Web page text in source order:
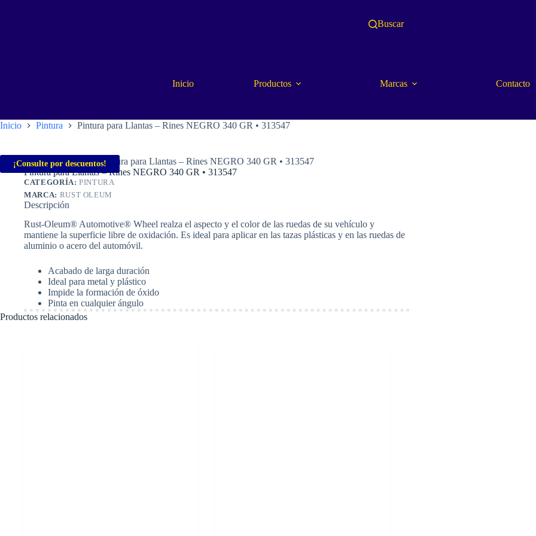
Buscar
Inicio Productos Marcas Contacto
Inicio Pintura Pintura para Llantas – Rines NEGRO 340 GR • 313547
¡Consulte por descuentos!
Inicio Pintura
Pintura para Llantas – Rines NEGRO 340 GR • 313547
Pintura para Llantas – Rines NEGRO 340 GR • 313547
CATEGORÍA:PINTURA
MARCA: RUST OLEUM
Descripción
Rust-Oleum® Automotive® Wheel realza el aspecto y el color de las ruedas de su vehículo y
mantiene la superficie libre de oxidación. Es ideal para aplicar en las tazas plásticas y en las ruedas de
aluminio o acero del automóvil.
Acabado de larga duración
Ideal para metal y plástico
Impide la formación de óxido
Pinta en cualquier ángulo
Productos relacionados